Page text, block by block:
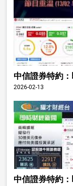
中信證券特約
2026-02-13
中信證券特約